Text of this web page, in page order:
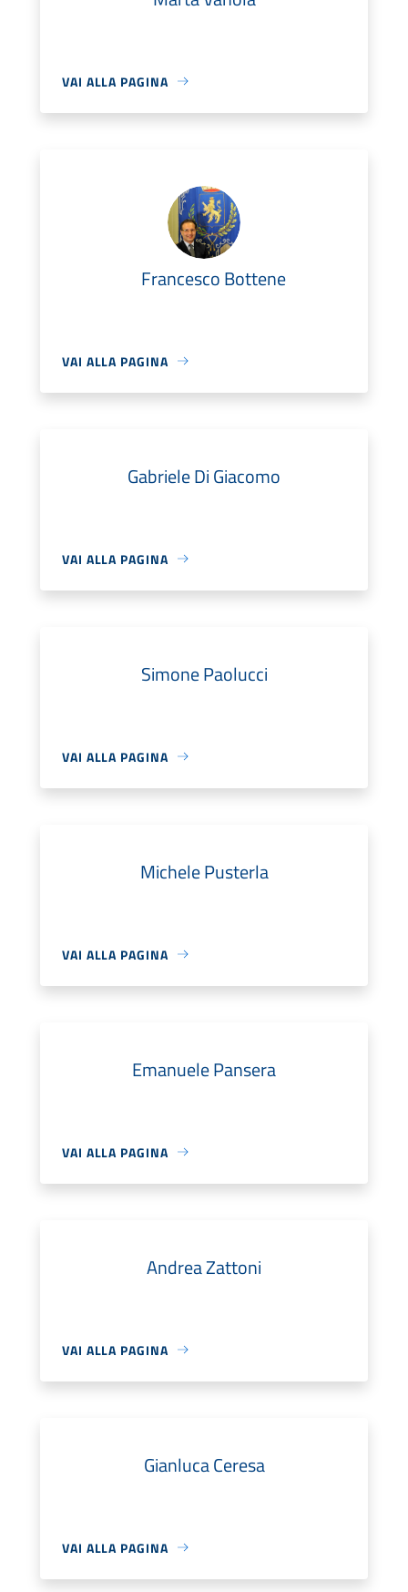
VAI ALLA PAGINA
Francesco Bottene
VAI ALLA PAGINA
Gabriele Di Giacomo
VAI ALLA PAGINA
Simone Paolucci
VAI ALLA PAGINA
Michele Pusterla
VAI ALLA PAGINA
Emanuele Pansera
VAI ALLA PAGINA
Andrea Zattoni
VAI ALLA PAGINA
Gianluca Ceresa
VAI ALLA PAGINA